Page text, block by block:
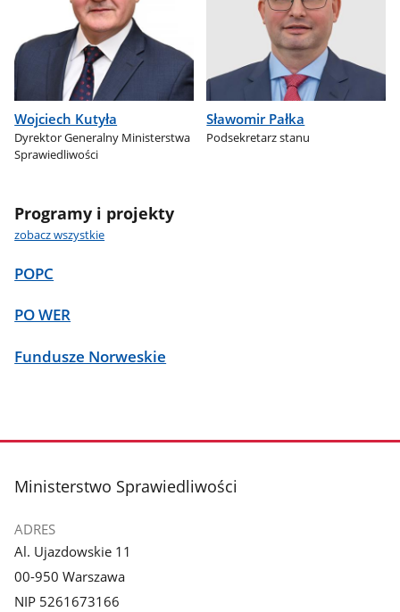
Wojciech Kutyła
Dyrektor Generalny Ministerstwa
Sprawiedliwości
Sławomir Pałka
Podsekretarz stanu
Programy i projekty
zobacz wszystkie
POPC
PO WER
Fundusze Norweskie
stopka
Ministerstwo Sprawiedliwości
ADRES
Al. Ujazdowskie 11
00-950 Warszawa
NIP 5261673166